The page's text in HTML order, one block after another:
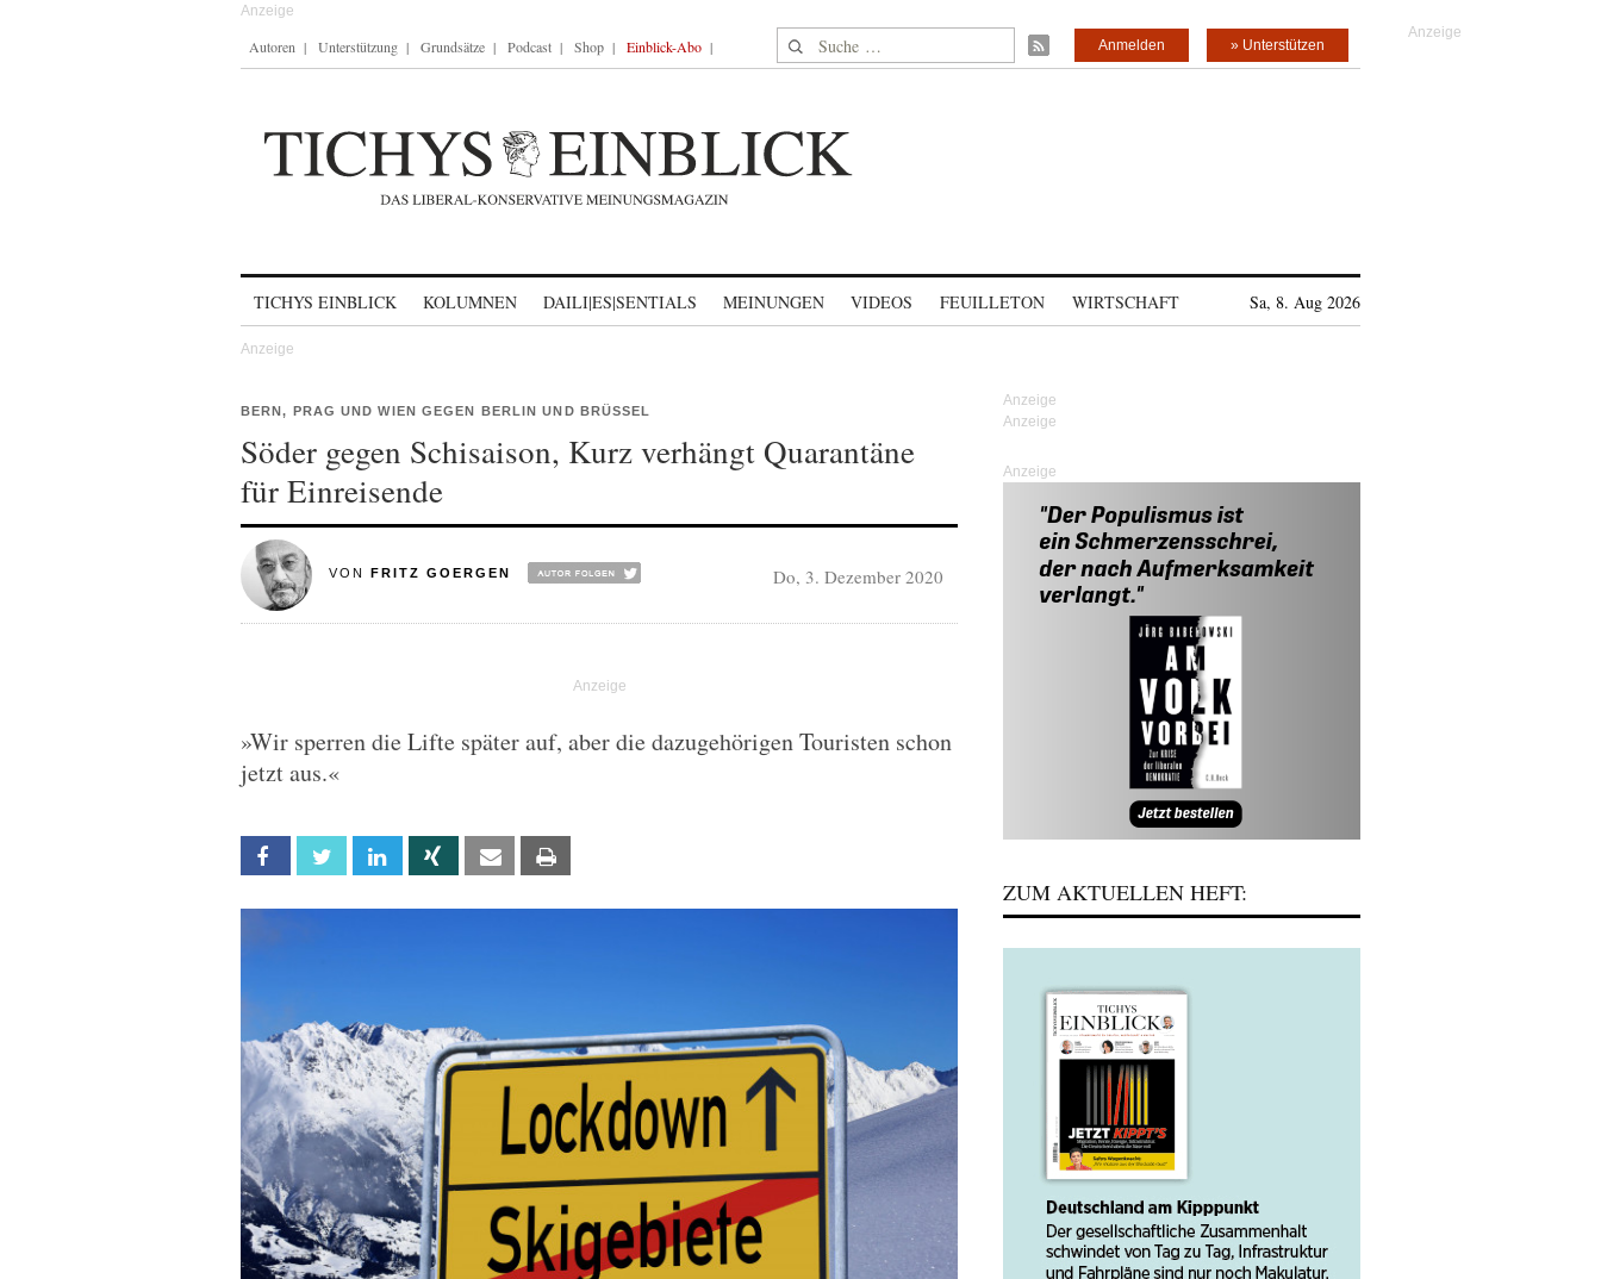
Autoren Unterstützung Grundsätze Podcast Shop Einblick-Abo Suche nach: » Unterstützen
Anmelden
TICHYS EINBLICK KOLUMNEN DAILI|ES|SENTIALS MEINUNGEN VIDEOS FEUILLETON WIRTSCHAFT Sa, 8. Aug 2026
BERN, PRAG UND WIEN GEGEN BERLIN UND BRÜSSEL
Söder gegen Schisaison, Kurz verhängt Quarantäne
für Einreisende
VON FRITZ GOERGEN Do, 3. Dezember 2020
»Wir sperren die Lifte später auf, aber die dazugehörigen Touristen schon
jetzt aus.«
Facebook Twitter Linkedin Xing Email
Anzeige
ZUM AKTUELLEN HEFT: